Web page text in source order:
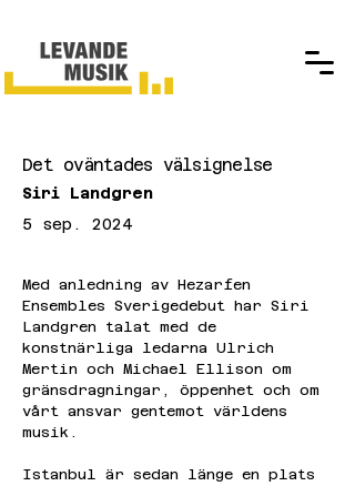
Det oväntades välsignelse
Siri Landgren
5 sep. 2024
Med anledning av Hezarfen
Ensembles Sverigedebut har Siri
Landgren talat med de
konstnärliga ledarna Ulrich
Mertin och Michael Ellison om
gränsdragningar, öppenhet och om
vårt ansvar gentemot världens
musik.
Istanbul är sedan länge en plats